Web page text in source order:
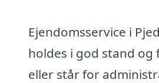
Ejendomsservice i
holdes i god stand
eller står for